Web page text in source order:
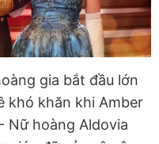
gia bắt đầu lớn
khó khăn khi Amber
Nữ hoàng Aldovia